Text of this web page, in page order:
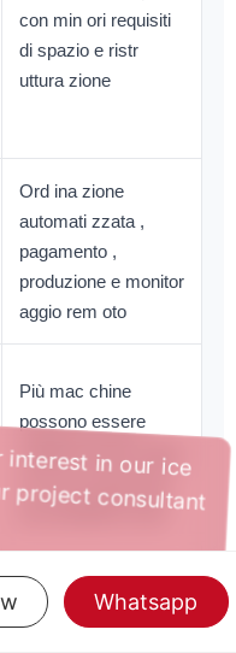
Whatsapp
con min ori requisiti
di spazio e ristr
uttura zione
Ord ina zione
automati zzata ,
pagamento ,
produzione e monitor
aggio rem oto
Più mac chine
possono essere
implement ate e gest
ite con un processo
più standardi zzato
Report di vendita ,
dati sugli ord ini ,
interest in our ice
project consultant